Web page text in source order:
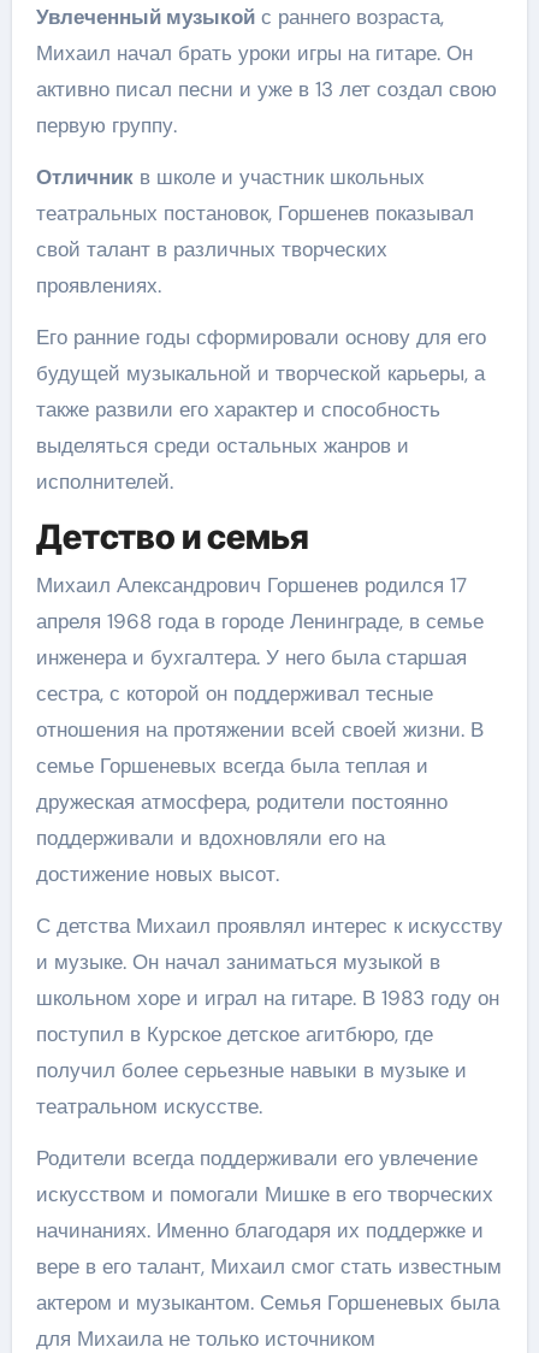
Увлеченный музыкойс раннего возраста,
Михаил начал брать уроки игры на гитаре. Он
активно писал песни и уже в 13 лет создал свою
первую группу.
Отличникв школе и участник школьных
театральных постановок, Горшенев показывал
свой талант в различных творческих
проявлениях.
Его ранние годы сформировали основу для его
будущей музыкальной и творческой карьеры, а
также развили его характер и способность
выделяться среди остальных жанров и
исполнителей.
Детство и семья
Михаил Александрович Горшенев родился 17
апреля 1968 года в городе Ленинграде, в семье
инженера и бухгалтера. У него была старшая
сестра, с которой он поддерживал тесные
отношения на протяжении всей своей жизни. В
семье Горшеневых всегда была теплая и
дружеская атмосфера, родители постоянно
поддерживали и вдохновляли его на
достижение новых высот.
С детства Михаил проявлял интерес к искусству
и музыке. Он начал заниматься музыкой в
школьном хоре и играл на гитаре. В 1983 году он
поступил в Курское детское агитбюро, где
получил более серьезные навыки в музыке и
театральном искусстве.
Родители всегда поддерживали его увлечение
искусством и помогали Мишке в его творческих
начинаниях. Именно благодаря их поддержке и
вере в его талант, Михаил смог стать известным
актером и музыкантом. Семья Горшеневых была
для Михаила не только источником